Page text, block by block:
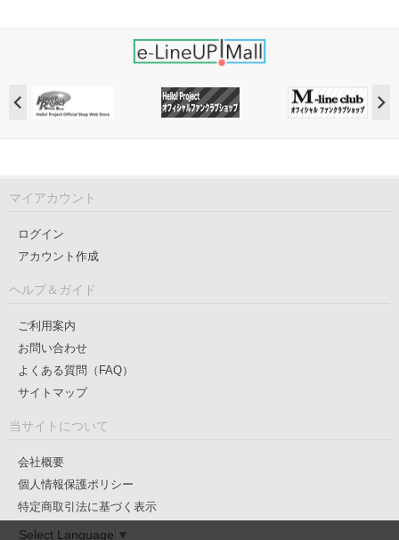
マイアカウント
ログイン
アカウント作成
ヘルプ＆ガイド
ご利用案内
お問い合わせ
よくある質問（FAQ）
サイトマップ
当サイトについて
会社概要
個人情報保護ポリシー
特定商取引法に基づく表示
Select Language ▼